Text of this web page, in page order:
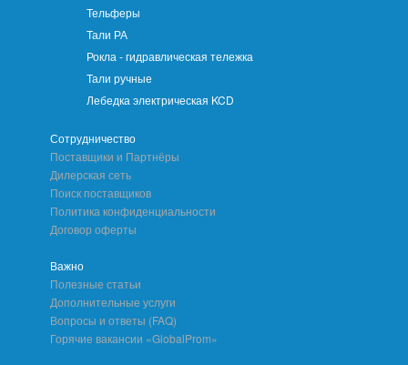
Тельферы
Тали РА
Рокла - гидравлическая тележка
Тали ручные
Лебедка электрическая KCD
Сотрудничество
Поставщики и Партнёры
Дилерская сеть
Поиск поставщиков
Политика конфиденциальности
Договор оферты
Важно
Полезные статьи
Дополнительные услуги
Вопросы и ответы (FAQ)
Горячие вакансии «GlobalProm»